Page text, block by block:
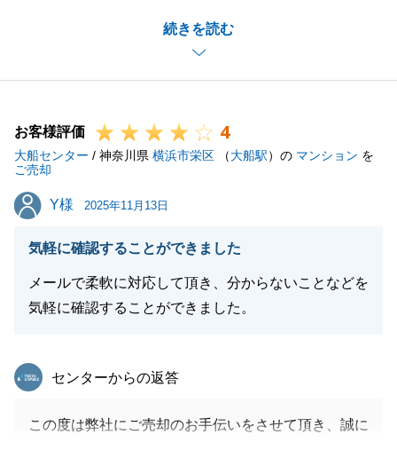
続きを読む
みになるので嬉しいです。
今後、不動産の事でお困りの事がございましたらお気
軽にご連絡ください。
す。
お客様評価 4
大船センター / 神奈川県 横浜市栄区 （大船駅）の マンション を
ご売却
Y様
Y様 2025年11月13日
気軽に確認することができました
メールで柔軟に対応して頂き、分からないことなどを
気軽に確認することができました。
東急リバブル
センターからの返答
この度は弊社にご売却のお手伝いをさせて頂き、誠に